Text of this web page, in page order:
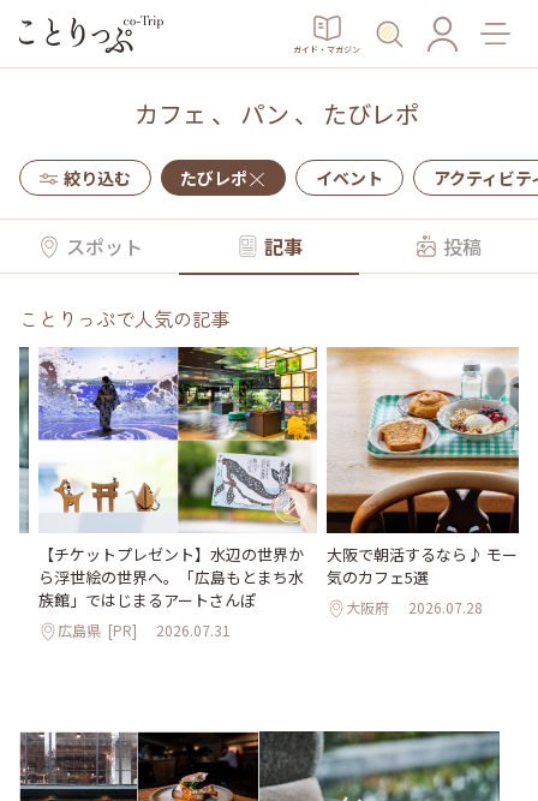
ガイド・マガジン
カフェ 、 パン 、 たびレポ
絞り込む たびレポ イベント アクティビテ
スポット 記事 投稿
ことりっぷで人気の記事
【チケットプレゼント】水辺の世界か
ら浮世絵の世界へ。「広島もとまち水
族館」ではじまるアートさんぽ
広島県 [PR] 2026.07.31
大阪で朝活するなら♪ モーニ
気のカフェ5選
大阪府 2026.07.28